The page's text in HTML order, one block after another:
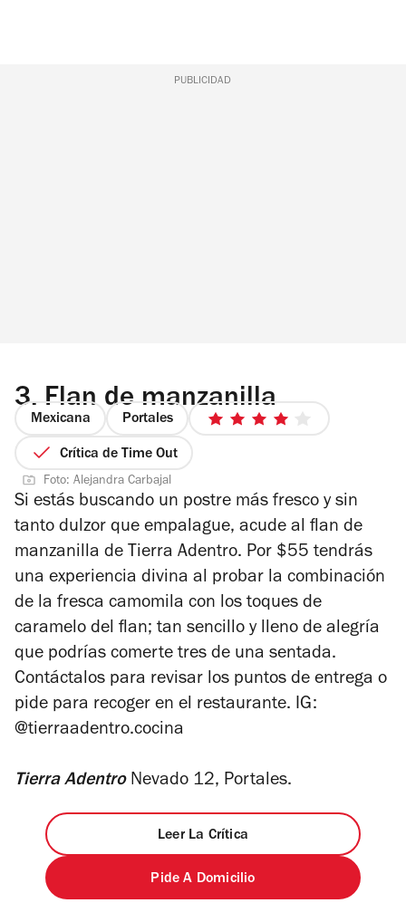
PUBLICIDAD
3. Flan de manzanilla
Mexicana Portales
4
estrellas
Crítica de Time Out
Foto: Alejandra Carbajal
Si estás buscando un postre más fresco y sin
tanto dulzor que empalague, acude al flan de
manzanilla de Tierra Adentro. Por $55 tendrás
una experiencia divina al probar la combinación
de la fresca camomila con los toques de
caramelo del flan; tan sencillo y lleno de alegría
que podrías comerte tres de una sentada.
Contáctalos para revisar los puntos de entrega o
pide para recoger en el restaurante. IG:
@tierraadentro.cocina
Tierra Adentro Nevado 12, Portales.
Leer La Crítica
Pide A Domicilio